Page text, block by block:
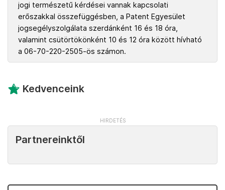
jogi természetű kérdései vannak kapcsolati
erőszakkal összefüggésben, a Patent Egyesület
jogsegélyszolgálata szerdánként 16 és 18 óra,
valamint csütörtökönként 10 és 12 óra között hívható
a 06-70-220-2505-ös számon.
Kedvenceink
Partnereinktől